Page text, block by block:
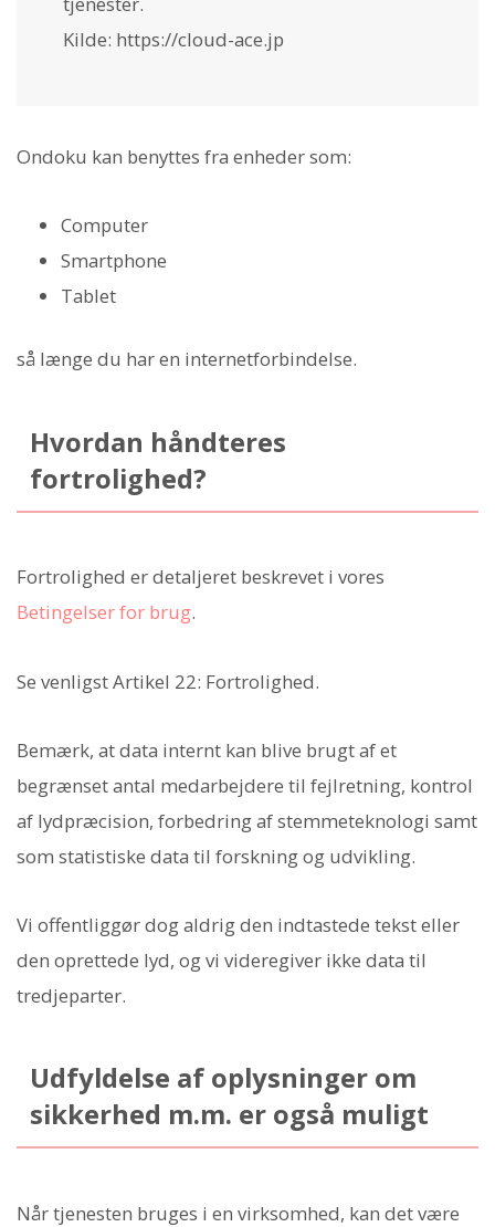
Kilde: https://cloud-ace.jp
Ondoku kan benyttes fra enheder som:
Computer
Smartphone
Tablet
så længe du har en internetforbindelse.
Hvordan håndteres
fortrolighed?
Fortrolighed er detaljeret beskrevet i vores
Betingelser for brug.
Se venligst Artikel 22: Fortrolighed.
Bemærk, at data internt kan blive brugt af et
begrænset antal medarbejdere til fejlretning, kontrol
af lydpræcision, forbedring af stemmeteknologi samt
som statistiske data til forskning og udvikling.
Vi offentliggør dog aldrig den indtastede tekst eller
den oprettede lyd, og vi videregiver ikke data til
tredjeparter.
Udfyldelse af oplysninger om
sikkerhed m.m. er også muligt
Når tjenesten bruges i en virksomhed, kan det være